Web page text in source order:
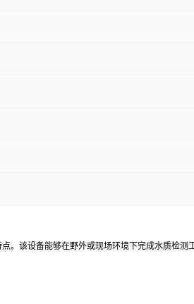
该设备能够在野外或现场环境下完成水质检